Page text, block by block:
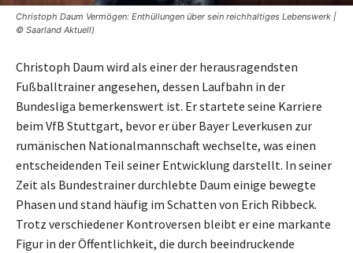
Christoph Daum Vermögen: Enthüllungen über sein reichhaltiges Lebenswerk |
© Saarland Aktuell)
Christoph Daum wird als einer der herausragendsten
Fußballtrainer angesehen, dessen Laufbahn in der
Bundesliga bemerkenswert ist. Er startete seine Karriere
beim VfB Stuttgart, bevor er über Bayer Leverkusen zur
rumänischen Nationalmannschaft wechselte, was einen
entscheidenden Teil seiner Entwicklung darstellt. In seiner
Zeit als Bundestrainer durchlebte Daum einige bewegte
Phasen und stand häufig im Schatten von Erich Ribbeck.
Trotz verschiedener Kontroversen bleibt er eine markante
Figur in der Öffentlichkeit, die durch beeindruckende